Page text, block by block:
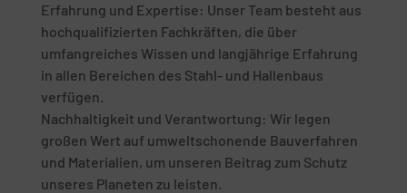
Erfahrung und Expertise: Unser Team besteht aus
hochqualifizierten Fachkräften, die über
umfangreiches Wissen und langjährige Erfahrung
in allen Bereichen des Stahl- und Hallenbaus
verfügen.
Nachhaltigkeit und Verantwortung: Wir legen
großen Wert auf umweltschonende Bauverfahren
und Materialien, um unseren Beitrag zum Schutz
unseres Planeten zu leisten.